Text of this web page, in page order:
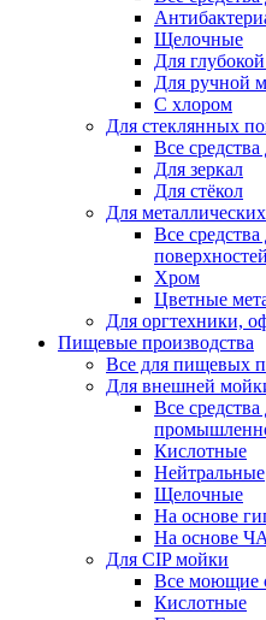
Щелочные
Для
Для ручной
С хлором
Для стеклянных
Все
Для зеркал
Для стёкол
Для
Все
поверхностей
Хром
Цветные
Для оргтехники,
Пищевые производства
Все для пищевых
Для внешней
Все
Кислотные
Нейтральные
Щелочные
На основе
На основе
Для CIP мойки
Все моющие
Кислотные